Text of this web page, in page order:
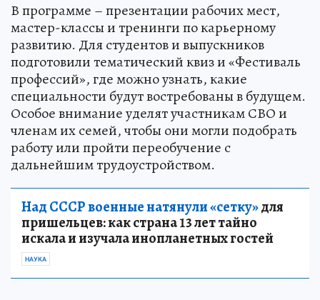
В программе – презентации рабочих мест,
мастер-классы и тренинги по карьерному
развитию. Для студентов и выпускников
подготовили тематический квиз и «Фестиваль
профессий», где можно узнать, какие
специальности будут востребованы в будущем.
Особое внимание уделят участникам СВО и
членам их семей, чтобы они могли подобрать
работу или пройти переобучение с
дальнейшим трудоустройством.
Над СССР военные натянули «сетку»для
пришельцев: как страна 13 лет тайно
искала и изучала инопланетных гостей
НАУКА